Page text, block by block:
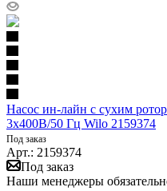
Насос ин-лайн с сухим
3х400В/50 Гц Wilo 2159374
Под заказ
Арт.: 2159374
Под заказ
Наши менеджеры